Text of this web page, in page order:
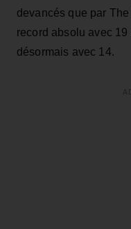
devancés que par
record absolu avec 19
désormais avec 14.